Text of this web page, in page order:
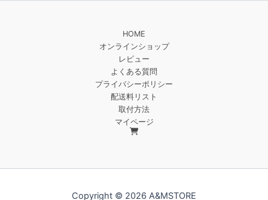
HOME
オンラインショップ
レビュー
よくある質問
プライバシーポリシー
配送料リスト
取付方法
マイページ
Copyright © 2026 A&MSTORE